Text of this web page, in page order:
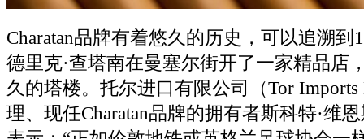
Charatan品牌有着悠久的历史，可以追溯到
德里克·查塔南在曼塞尔街开了一家精品店
久的塔楼。托尔进口有限公司（Tor
理、现任Charatan品牌的拥有者斯科特·维